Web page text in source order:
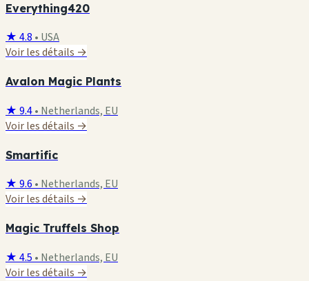
Everything420
★ 4.8 • USA
Voir les détails →
Avalon Magic Plants
★ 9.4• Netherlands, EU
Voir les détails →
Smartific
★ 9.6 • Netherlands, EU
Voir les détails →
Magic Truffels Shop
★ 4.5 • Netherlands, EU
Voir les détails →